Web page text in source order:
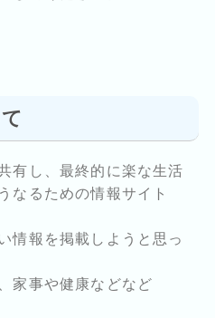
有し、最終的に楽な生活
なるための情報サイト
情報を掲載しようと思っ
家事や健康などなど